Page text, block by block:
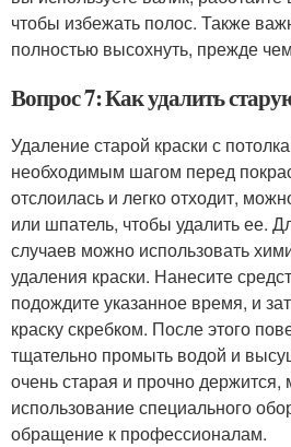
чтобы избежать полос. Также
полностью высохнуть, прежде
Вопрос 7: Как удалить
Удаление старой краски с
необходимым шагом перед
отслоилась и легко отходит,
или шпатель, чтобы удалить ее.
случаев можно использовать
удаления краски. Нанесите
подождите указанное время, и
краску скребком. После этого
тщательно промыть водой и
очень старая и прочно держится,
использование специального
обращение к профессионалам.